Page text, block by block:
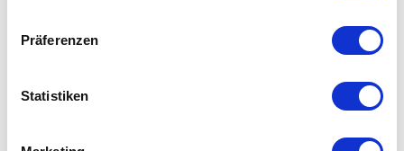
Präferenzen
Statistiken
Direktor des Instituts für New